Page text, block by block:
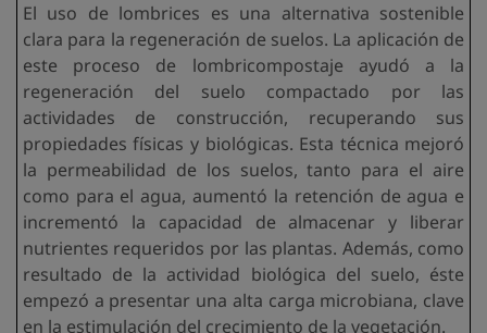
El uso de lombrices es una alternativa sostenible
clara para la regeneración de suelos. La aplicación de
este proceso de lombricompostaje ayudó a la
regeneración del suelo compactado por las
actividades de construcción, recuperando sus
propiedades físicas y biológicas. Esta técnica mejoró
la permeabilidad de los suelos, tanto para el aire
como para el agua, aumentó la retención de agua e
incrementó la capacidad de almacenar y liberar
nutrientes requeridos por las plantas. Además, como
resultado de la actividad biológica del suelo, éste
empezó a presentar una alta carga microbiana, clave
en la estimulación del crecimiento de la vegetación.